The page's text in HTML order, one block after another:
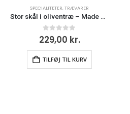
KAFFE,KAFFE & TE,SPECIALITETER
Fogarolli Kaffe
0ud af 5
155,00kr.
TILFØJ TIL KURV